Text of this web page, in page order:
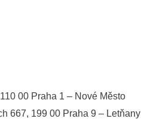
00 Praha 1 – Nové Město
667, 199 00 Praha 9 – Letňany